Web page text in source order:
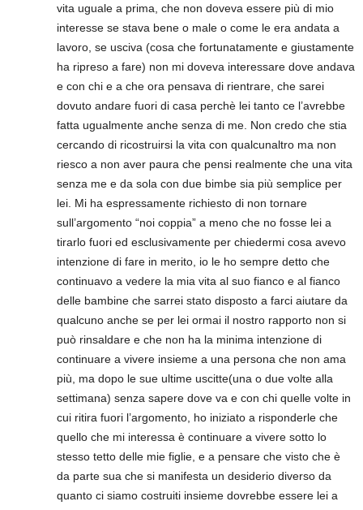
vita uguale a prima, che non doveva essere più di mio
interesse se stava bene o male o come le era andata a
lavoro, se usciva (cosa che fortunatamente e giustamente
ha ripreso a fare) non mi doveva interessare dove andava
e con chi e a che ora pensava di rientrare, che sarei
dovuto andare fuori di casa perchè lei tanto ce l’avrebbe
fatta ugualmente anche senza di me. Non credo che stia
cercando di ricostruirsi la vita con qualcunaltro ma non
riesco a non aver paura che pensi realmente che una vita
senza me e da sola con due bimbe sia più semplice per
lei. Mi ha espressamente richiesto di non tornare
sull’argomento “noi coppia” a meno che no fosse lei a
tirarlo fuori ed esclusivamente per chiedermi cosa avevo
intenzione di fare in merito, io le ho sempre detto che
continuavo a vedere la mia vita al suo fianco e al fianco
delle bambine che sarrei stato disposto a farci aiutare da
qualcuno anche se per lei ormai il nostro rapporto non si
può rinsaldare e che non ha la minima intenzione di
continuare a vivere insieme a una persona che non ama
più, ma dopo le sue ultime uscitte(una o due volte alla
settimana) senza sapere dove va e con chi quelle volte in
cui ritira fuori l’argomento, ho iniziato a risponderle che
quello che mi interessa è continuare a vivere sotto lo
stesso tetto delle mie figlie, e a pensare che visto che è
da parte sua che si manifesta un desiderio diverso da
quanto ci siamo costruiti insieme dovrebbe essere lei a